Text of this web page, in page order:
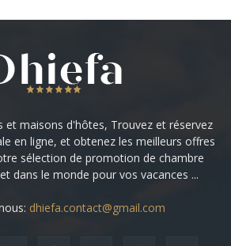
et maisons d'hôtes, Trouvez et réservez
en ligne, et obtenez les meilleurs offres
sélection de promotion de chambre
dans le monde pour vos vacances ...
dhiefa.contact@gmail.com